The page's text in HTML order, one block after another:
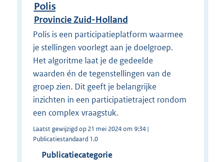
Polis
Provincie Zuid-Holland
Polis is een participatieplatform waarmee
je stellingen voorlegt aan je doelgroep.
Het algoritme laat je de gedeelde
waarden én de tegenstellingen van de
groep zien. Dit geeft je belangrijke
inzichten in een participatietraject rondom
een complex vraagstuk.
Laatst gewijzigd op 21 mei 2024 om 9:34 |
Publicatiestandaard 1.0
Publicatiecategorie